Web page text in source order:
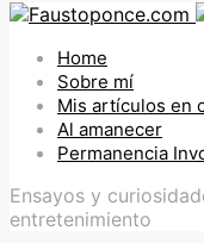
Home
Sobre mí
Mis artículos en
Al amanecer
Permanencia
Ensayos y
entretenimiento